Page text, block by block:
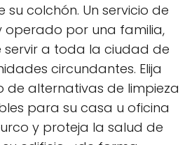
colchón. Un servicio de
operado por una familia,
servir a toda la ciudad de
circundantes. Elija
de alternativas de limpieza
para su casa u oficina
y proteja la salud de